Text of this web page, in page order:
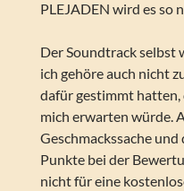
PLEJADEN wird es so
Der Soundtrack selbst
ich gehöre auch nicht
dafür gestimmt hatten,
mich erwarten würde.
Geschmackssache
Punkte bei der
nicht für eine